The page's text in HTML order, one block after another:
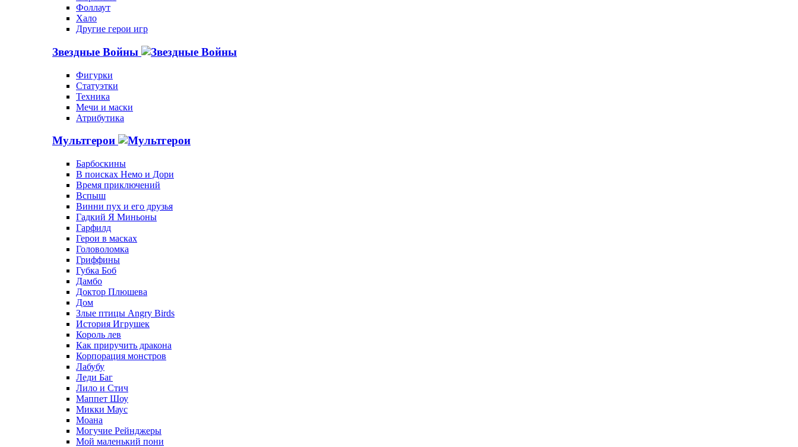
Фоллаут
Хало
Другие герои игр
Звездные Войны
Фигурки
Статуэтки
Техника
Мечи и маски
Атрибутика
Мультгерои
Барбоскины
В поисках Немо и Дори
Время приключений
Вспыш
Винни пух и его друзья
Гадкий Я Миньоны
Гарфилд
Герои в масках
Головоломка
Гриффины
Губка Боб
Дамбо
Доктор Плюшева
Дом
Злые птицы Angry Birds
История Игрушек
Король лев
Как приручить дракона
Корпорация монстров
Лабубу
Леди Баг
Лило и Стич
Маппет Шоу
Микки Маус
Моана
Могучие Рейнджеры
Мой маленький пони